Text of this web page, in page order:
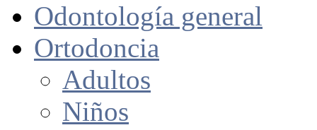
Odontología general
Ortodoncia
Adultos
Niños